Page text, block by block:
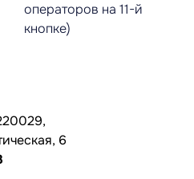
операторов на 11-й
кнопке)
6